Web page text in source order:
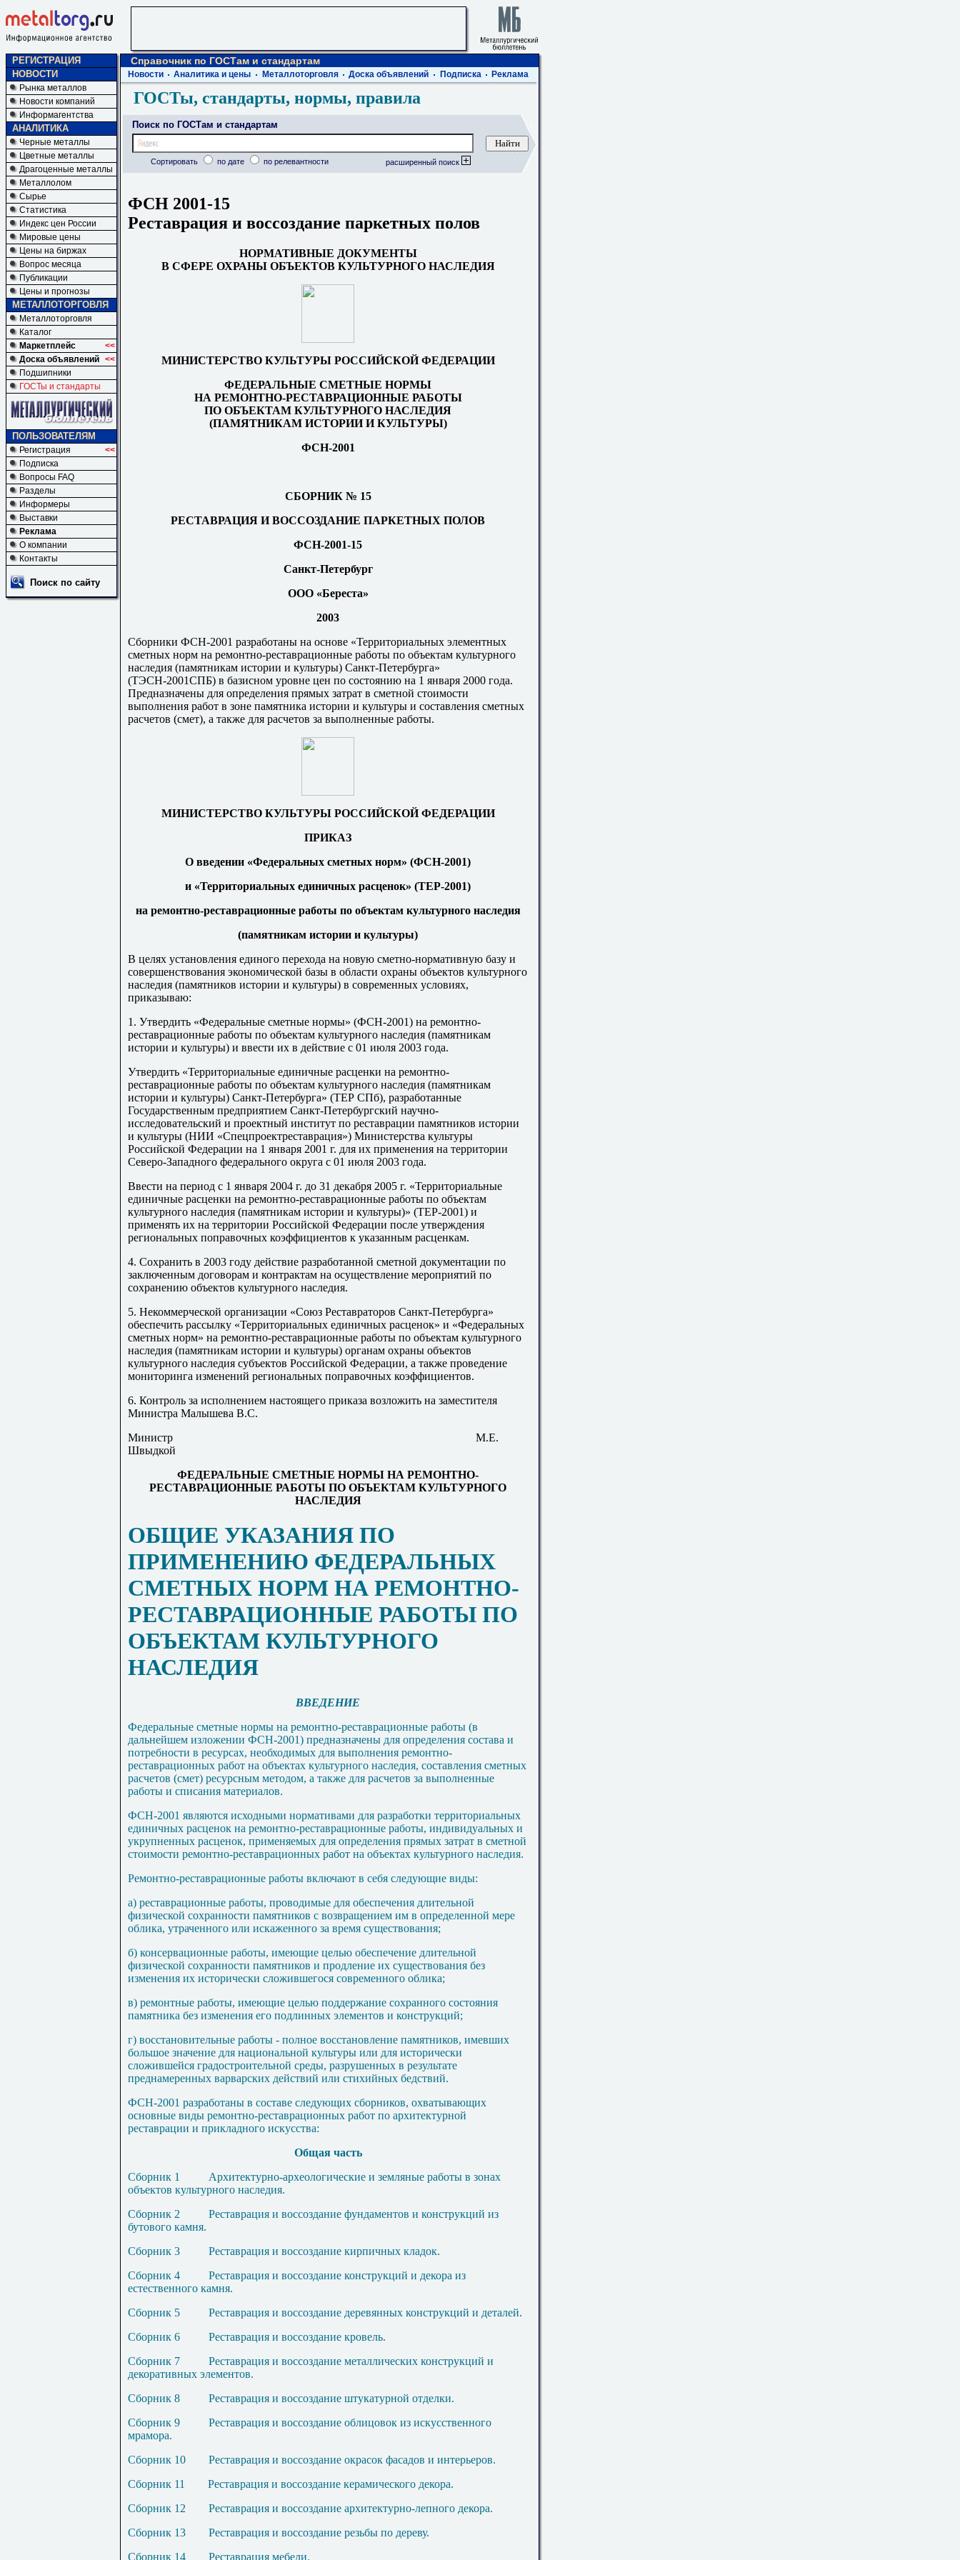
РЕГИСТРАЦИЯ
НОВОСТИ
Рынка металлов
Новости компаний
Информагентства
АНАЛИТИКА
Черные металлы
Цветные металлы
Драгоценные металлы
Металлолом
Сырье
Статистика
Индекс цен России
Мировые цены
Цены на биржах
Вопрос месяца
Публикации
Цены и прогнозы
МЕТАЛЛОТОРГОВЛЯ
Металлоторговля
Каталог
Маркетплейс
<<
Доска объявлений <<
Подшипники
ГОСТы и стандарты
ПОЛЬЗОВАТЕЛЯМ
Регистрация
<<
Подписка
Вопросы FAQ
Разделы
Информеры
Выставки
Реклама
О компании
Контакты
Поиск по сайту
Справочник по ГОСТам и стандартам
Новости Аналитика и цены Металлоторговля Доска объявлений Подписка Реклама
ГОСТы, стандарты, нормы, правила
Поиск по ГОСТам и стандартам
Сортировать по дате по релевантности расширенный поиск
ФСН 2001-15
Реставрация и воссоздание паркетных полов
НОРМАТИВНЫЕ ДОКУМЕНТЫ
В СФЕРЕ ОХРАНЫ ОБЪЕКТОВ КУЛЬТУРНОГО НАСЛЕДИЯ
МИНИСТЕРСТВО КУЛЬТУРЫ РОССИЙСКОЙ ФЕДЕРАЦИИ
ФЕДЕРАЛЬНЫЕ СМЕТНЫЕ НОРМЫ
НА РЕМОНТНО-РЕСТАВРАЦИОННЫЕ РАБОТЫ
ПО ОБЪЕКТАМ КУЛЬТУРНОГО НАСЛЕДИЯ
(ПАМЯТНИКАМ ИСТОРИИ И КУЛЬТУРЫ)
ФСН-2001
СБОРНИК № 15
РЕСТАВРАЦИЯ И ВОССОЗДАНИЕ ПАРКЕТНЫХ ПОЛОВ
ФСН-2001-15
Санкт-Петербург
ООО «Береста»
2003
Сборники ФСН-2001 разработаны на основе «Территориальных элементных
сметных норм на ремонтно-реставрационные работы по объектам культурного
наследия (памятникам истории и культуры) Санкт-Петербурга»
(ТЭСН-2001СПБ) в базисном уровне цен по состоянию на 1 января 2000 года.
Предназначены для определения прямых затрат в сметной стоимости
выполнения работ в зоне памятника истории и культуры и составления сметных
расчетов (смет), а также для расчетов за выполненные работы.
МИНИСТЕРСТВО КУЛЬТУРЫ РОССИЙСКОЙ ФЕДЕРАЦИИ
ПРИКАЗ
О введении «Федеральных сметных норм» (ФСН-2001)
и «Территориальных единичных расценок» (ТЕР-2001)
на ремонтно-реставрационные работы по объектам культурного наследия
(памятникам истории и культуры)
В целях установления единого перехода на новую сметно-нормативную базу и
совершенствования экономической базы в области охраны объектов культурного
наследия (памятников истории и культуры) в современных условиях,
приказываю:
1. Утвердить «Федеральные сметные нормы» (ФСН-2001) на ремонтно-
реставрационные работы по объектам культурного наследия (памятникам
истории и культуры) и ввести их в действие с 01 июля 2003 года.
Утвердить «Территориальные единичные расценки на ремонтно-
реставрационные работы по объектам культурного наследия (памятникам
истории и культуры) Санкт-Петербурга» (ТЕР СПб), разработанные
Государственным предприятием Санкт-Петербургский научно-
исследовательский и проектный институт по реставрации памятников истории
и культуры (НИИ «Спецпроектреставрация») Министерства культуры
Российской Федерации на 1 января 2001 г. для их применения на территории
Северо-Западного федерального округа с 01 июля 2003 года.
Ввести на период с 1 января 2004 г. до 31 декабря 2005 г. «Территориальные
единичные расценки на ремонтно-реставрационные работы по объектам
культурного наследия (памятникам истории и культуры)» (ТЕР-2001) и
применять их на территории Российской Федерации после утверждения
региональных поправочных коэффициентов к указанным расценкам.
4. Сохранить в 2003 году действие разработанной сметной документации по
заключенным договорам и контрактам на осуществление мероприятий по
сохранению объектов культурного наследия.
5. Некоммерческой организации «Союз Реставраторов Санкт-Петербурга»
обеспечить рассылку «Территориальных единичных расценок» и «Федеральных
сметных норм» на ремонтно-реставрационные работы по объектам культурного
наследия (памятникам истории и культуры) органам охраны объектов
культурного наследия субъектов Российской Федерации, а также проведение
мониторинга изменений региональных поправочных коэффициентов.
6. Контроль за исполнением настоящего приказа возложить на заместителя
Министра Малышева В.С.
Министр
М.Е.
Швыдкой
ФЕДЕРАЛЬНЫЕ СМЕТНЫЕ НОРМЫ НА РЕМОНТНО-
РЕСТАВРАЦИОННЫЕ РАБОТЫ ПО ОБЪЕКТАМ КУЛЬТУРНОГО
НАСЛЕДИЯ
ОБЩИЕ УКАЗАНИЯ ПО
ПРИМЕНЕНИЮ ФЕДЕРАЛЬНЫХ
СМЕТНЫХ НОРМ НА РЕМОНТНО-
РЕСТАВРАЦИОННЫЕ РАБОТЫ ПО
ОБЪЕКТАМ КУЛЬТУРНОГО
НАСЛЕДИЯ
ВВЕДЕНИЕ
Федеральные сметные нормы на ремонтно-реставрационные работы (в
дальнейшем изложении ФСН-2001) предназначены для определения состава и
потребности в ресурсах, необходимых для выполнения ремонтно-
реставрационных работ на объектах культурного наследия, составления сметных
расчетов (смет) ресурсным методом, а также для расчетов за выполненные
работы и списания материалов.
ФСН-2001 являются исходными нормативами для разработки территориальных
единичных расценок на ремонтно-реставрационные работы, индивидуальных и
укрупненных расценок, применяемых для определения прямых затрат в сметной
стоимости ремонтно-реставрационных работ на объектах культурного наследия.
Ремонтно-реставрационные работы включают в себя следующие виды:
а) реставрационные работы, проводимые для обеспечения длительной
физической сохранности памятников с возвращением им в определенной мере
облика, утраченного или искаженного за время существования;
б) консервационные работы, имеющие целью обеспечение длительной
физической сохранности памятников и продление их существования без
изменения их исторически сложившегося современного облика;
в) ремонтные работы, имеющие целью поддержание сохранного состояния
памятника без изменения его подлинных элементов и конструкций;
г) восстановительные работы - полное восстановление памятников, имевших
большое значение для национальной культуры или для исторически
сложившейся градостроительной среды, разрушенных в результате
преднамеренных варварских действий или стихийных бедствий.
ФСН-2001 разработаны в составе следующих сборников, охватывающих
основные виды ремонтно-реставрационных работ по архитектурной
реставрации и прикладного искусства:
Общая часть
Сборник 1 Архитектурно-археологические и земляные работы в зонах
объектов культурного наследия.
Сборник 2 Реставрация и воссоздание фундаментов и конструкций из
бутового камня.
Сборник 3 Реставрация и воссоздание кирпичных кладок.
Сборник 4 Реставрация и воссоздание конструкций и декора из
естественного камня.
Сборник 5 Реставрация и воссоздание деревянных конструкций и деталей.
Сборник 6 Реставрация и воссоздание кровель.
Сборник 7 Реставрация и воссоздание металлических конструкций и
декоративных элементов.
Сборник 8 Реставрация и воссоздание штукатурной отделки.
Сборник 9 Реставрация и воссоздание облицовок из искусственного
мрамора.
Сборник 10 Реставрация и воссоздание окрасок фасадов и интерьеров.
Сборник 11 Реставрация и воссоздание керамического декора.
Сборник 12 Реставрация и воссоздание архитектурно-лепного декора.
Сборник 13 Реставрация и воссоздание резьбы по дереву.
Сборник 14 Реставрация мебели.